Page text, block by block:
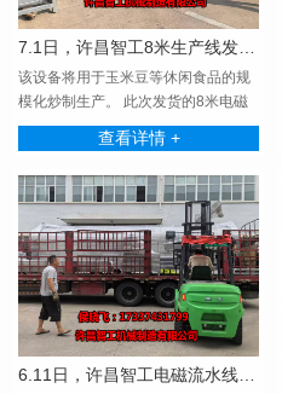
7.1日，许昌智工8米生产线发货河南。
该设备将用于玉米豆等休闲食品的规
模化炒制生产。 此次发货的8米电磁
生产线采用电磁感···
查看详情 +